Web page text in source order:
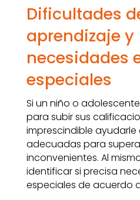
Dificultades
aprendizaje y
necesidades
especiales
Si un niño o
para subir sus
imprescindible
adecuadas para
inconvenientes. Al
identificar si precisa
especiales de acuerdo